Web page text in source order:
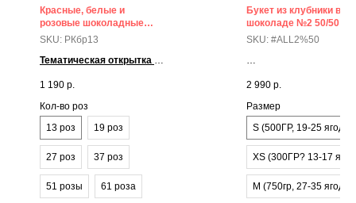
Красные, белые и
розовые шоколадные
розы
SKU: РКбр13
Тематическая открытка в
1 190 р.
Кол-во роз
13 роз
19 роз
27 роз 37 роз
51 розы 61 роза
Букет из клубники в
шоколаде №2 50/50
SKU: #ALL2%50
подарок!
2 990 р.
Размер
S (500ГР, 19-25 ягод))
XS (300ГР? 13-17
M (750гр, 27-35 ягод))